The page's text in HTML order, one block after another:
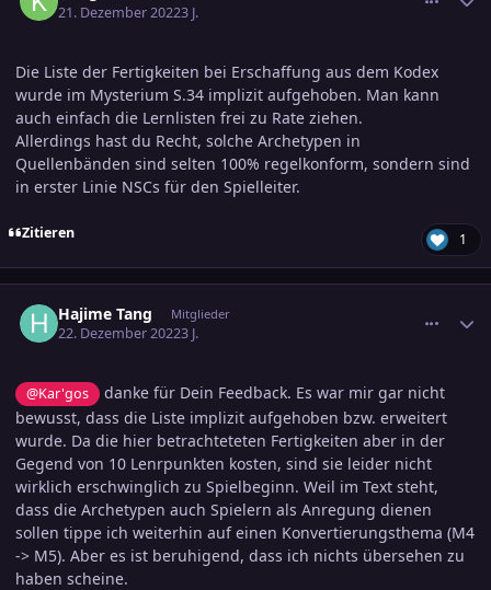
21. Dezember 20223 J.
Die Liste der Fertigkeiten bei Erschaffung aus dem Kodex
wurde im Mysterium S.34 implizit aufgehoben. Man kann
auch einfach die Lernlisten frei zu Rate ziehen.
Allerdings hast du Recht, solche Archetypen in
Quellenbänden sind selten 100% regelkonform, sondern sind
in erster Linie NSCs für den Spielleiter.
Zitieren 1
Hajime Tang Mitglieder
22. Dezember 20223 J.
@Kar'gos
danke für Dein Feedback. Es war mir gar nicht
bewusst, dass die Liste implizit aufgehoben bzw. erweitert
wurde. Da die hier betrachteteten Fertigkeiten aber in der
Gegend von 10 Lenrpunkten kosten, sind sie leider nicht
wirklich erschwinglich zu Spielbeginn. Weil im Text steht,
dass die Archetypen auch Spielern als Anregung dienen
sollen tippe ich weiterhin auf einen Konvertierungsthema (M4
-> M5). Aber es ist beruhigend, dass ich nichts übersehen zu
haben scheine.